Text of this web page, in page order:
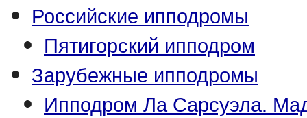
Российские ипподромы
Пятигорский ипподром
Зарубежные ипподромы
Ипподром Ла Сарсуэла.